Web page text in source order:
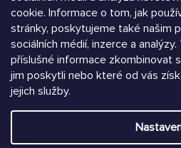
cookie. Informace o tom, jak
stránky, poskytujeme také našim
sociálních médií, inzerce a
příslušné informace zkombinovat
jim poskytli nebo které od vás
jejich služby.
Árukereső.hu
Vytvořil
Copyright 2026Chrústiček.cz.